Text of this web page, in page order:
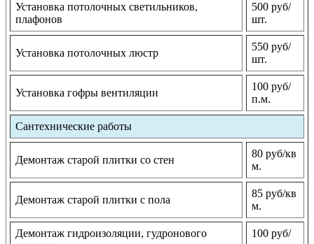
Установка потолочных светильников,
плафонов
500 руб/
шт.
Установка потолочных люстр
550 руб/
шт.
Установка гофры вентиляции
100 руб/
п.м.
Сантехнические работы
Демонтаж старой плитки со стен
80 руб/кв
м.
Демонтаж старой плитки с пола
85 руб/кв
м.
Демонтаж гидроизоляции, гудронового
100 руб/